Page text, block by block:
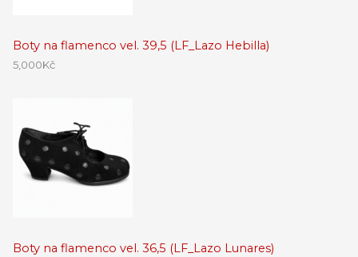
Boty na flamenco vel. 39,5 (LF_Lazo Hebilla)
5,000Kč
Boty na flamenco vel. 36,5 (LF_Lazo Lunares)